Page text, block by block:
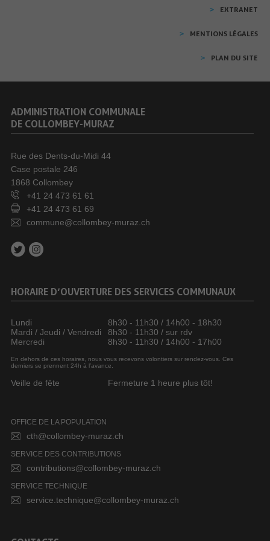
EXTRANET
MENTIONS LÉGALES
PLAN DU SITE
ADMINISTRATION COMMUNALE
DE COLLOMBEY-MURAZ
Rue des Dents-du-Midi 44
Case postale 246
1868 Collombey
+41 24 473 61 61
+41 24 473 61 69
commune@collombey-muraz.ch
HORAIRE D’OUVERTURE DES SERVICES COMMUNAUX
Lundi
8h30 - 11h30 / 14h00 - 18h30
Mardi / Jeudi / Vendredi
8h30 - 11h30 / sur rdv
Mercredi
8h30 - 11h30 / 14h00 - 17h00
En dehors de ces horaires, nous vous recevons volontiers sur rendez-vous. Ces
derniers se prennent 24h à l’avance.
Veille de fête Fermeture 1 heure plus tôt!
OFFICE DE LA POPULATION
cth@collombey-muraz.ch
SERVICE DES CONTRIBUTIONS
contributions@collombey-muraz.ch
SERVICE TECHNIQUE
service.technique@collombey-muraz.ch